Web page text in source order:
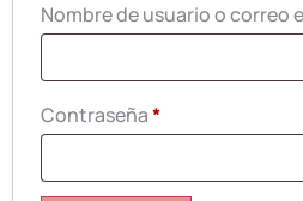
Nombre de usuario o correo
Contraseña*